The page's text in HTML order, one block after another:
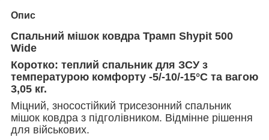
Опис
Спальний мішок ковдра Трамп Shypit 500
Wide
Коротко: теплий спальник для ЗСУ з
температурою комфорту -5/-10/-15°С та вагою
3,05 кг.
Міцний, зносостійкий трисезонний спальник
мішок ковдра з підголівником. Відмінне рішення
для військових.